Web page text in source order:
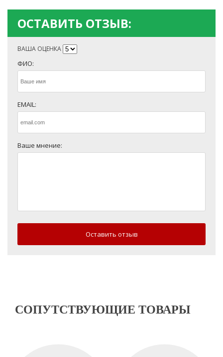
ОСТАВИТЬ ОТЗЫВ:
ВАША ОЦЕНКА
ФИО:
EMAIL:
Ваше мнение:
Оставить отзыв
СОПУТСТВУЮЩИЕ ТОВАРЫ